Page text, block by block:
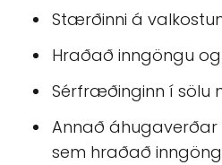
Stærðinni á
Hraðað inngöngu
Sérfræðinginn í sölu
Annað áhugaverðar
sem hraðað